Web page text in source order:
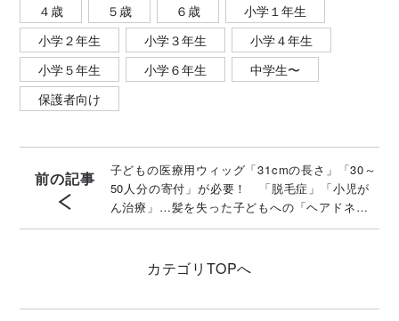
４歳 ５歳 ６歳
小学１年生
小学２年生
小学３年生
小学４年生
小学５年生
小学６年生
中学生〜
保護者向け
前の記事
子どもの医療用ウィッグ「31cmの長さ」「30～
50人分の寄付」が必要！ 「脱毛症」「小児が
ん治療」…髪を失った子どもへの「ヘアドネー
ション」とは？
カテゴリ TOPへ